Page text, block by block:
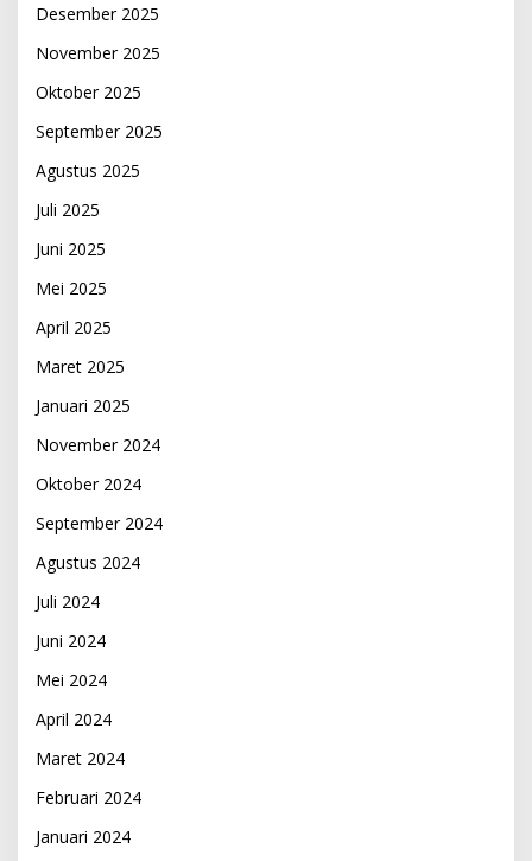
Desember 2025
November 2025
Oktober 2025
September 2025
Agustus 2025
Juli 2025
Juni 2025
Mei 2025
April 2025
Maret 2025
Januari 2025
November 2024
Oktober 2024
September 2024
Agustus 2024
Juli 2024
Juni 2024
Mei 2024
April 2024
Maret 2024
Februari 2024
Januari 2024